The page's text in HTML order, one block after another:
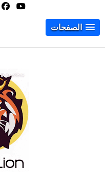
الصفحات